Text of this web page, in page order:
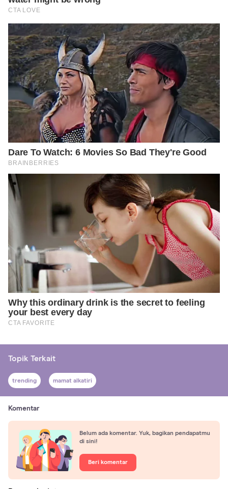
Topik Terkait
trending mamat alkatiri
Komentar
Belum ada komentar. Yuk, bagikan pendapatmu
di sini!
Beri komentar